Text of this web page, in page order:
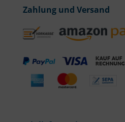
Zahlung und Versand